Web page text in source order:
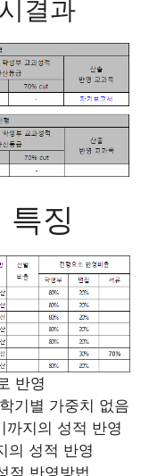
결과
특징
반영
기별 가중치 없음
까지의 성적 반영
의 성적 반영